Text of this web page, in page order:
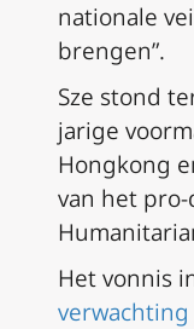
nationale
brengen”.
Sze stond
jarige
Hongkong
van het
Het vonnis
verwachting